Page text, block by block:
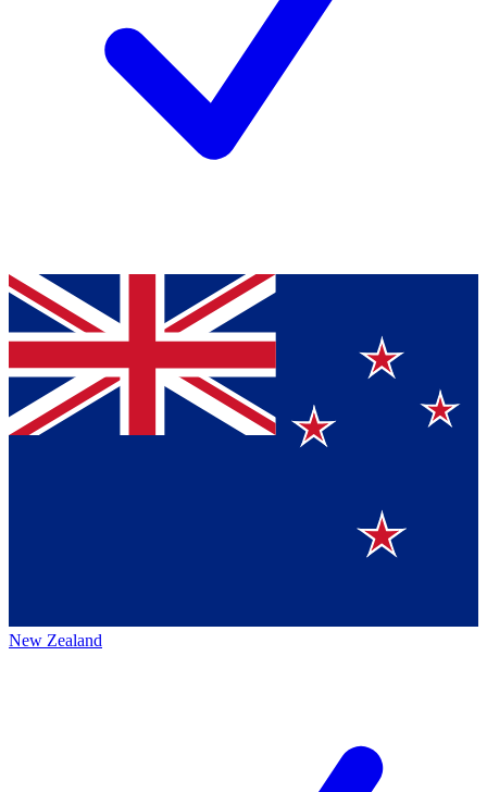
New Zealand